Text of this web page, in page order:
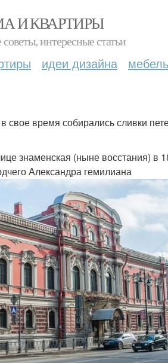
И КВАРТИРЫ
интересные статьи
идеи дизайна мебель
время собирались сливки
знаменская (ныне восстания) в
Александра гемилиана